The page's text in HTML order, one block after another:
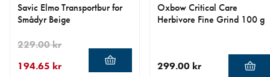
Savic Elmo Transportbur for
Smådyr Beige
194.65 kr
229.00 kr
Oxbow Critical Care
Herbivore Fine Grind 100 g
299.00 kr